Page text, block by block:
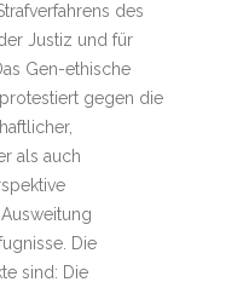
des
Justiz und für
Gen-ethische
gegen die
als auch
Die
sind: Die